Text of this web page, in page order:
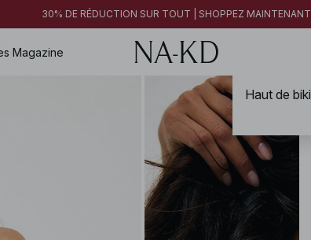
30% DE RÉDUCTION SUR TOUT | SHOPPEZ MAINTENANT
Magazine